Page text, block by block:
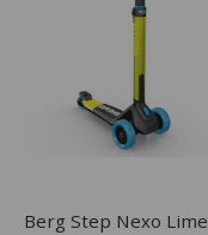
Berg Step Nexo Lime